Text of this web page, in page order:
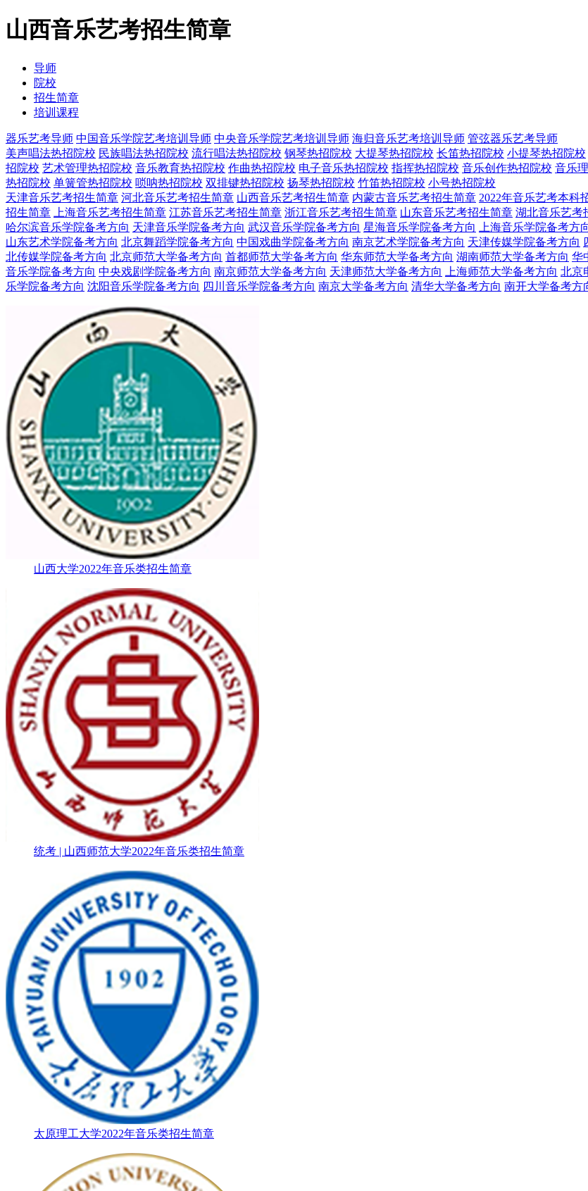
山西音乐艺考招生简章
导师
院校
招生简章
培训课程
器乐艺考导师 中国音乐学院艺考培训导师 中央音乐学院艺考培训导师 海归音乐艺考培训导师 管弦器乐艺考导师
美声唱法热招院校 民族唱法热招院校 流行唱法热招院校 钢琴热招院校 大提琴热招院校 长笛热招院校 小提琴热招院校
招院校 艺术管理热招院校 音乐教育热招院校 作曲热招院校 电子音乐热招院校 指挥热招院校 音乐创作热招院校 音乐
热招院校 单簧管热招院校 唢呐热招院校 双排键热招院校 扬琴热招院校 竹笛热招院校 小号热招院校
天津音乐艺考招生简章 河北音乐艺考招生简章 山西音乐艺考招生简章 内蒙古音乐艺考招生简章 2022年音乐艺考本科
招生简章
上海音乐艺考招生简章 江苏音乐艺考招生简章 浙江音乐艺考招生简章 山东音乐艺考招生简章 湖北音乐艺考
哈尔滨音乐学院备考方向 天津音乐学院备考方向 武汉音乐学院备考方向 星海音乐学院备考方向 上海音乐学院备考方
山东艺术学院备考方向 北京舞蹈学院备考方向 中国戏曲学院备考方向 南京艺术学院备考方向 天津传媒学院备考方向
北传媒学院备考方向 北京师范大学备考方向 首都师范大学备考方向 华东师范大学备考方向 湖南师范大学备考方向 华
音乐学院备考方向 中央戏剧学院备考方向 南京师范大学备考方向 天津师范大学备考方向 上海师范大学备考方向 北京
乐学院备考方向 沈阳音乐学院备考方向 四川音乐学院备考方向 南京大学备考方向 清华大学备考方向 南开大学备考方
山西大学2022年音乐类招生简章
统考 | 山西师范大学2022年音乐类招生简章
太原理工大学2022年音乐类招生简章